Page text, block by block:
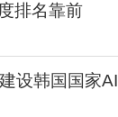
排名靠前
设韩国国家AI